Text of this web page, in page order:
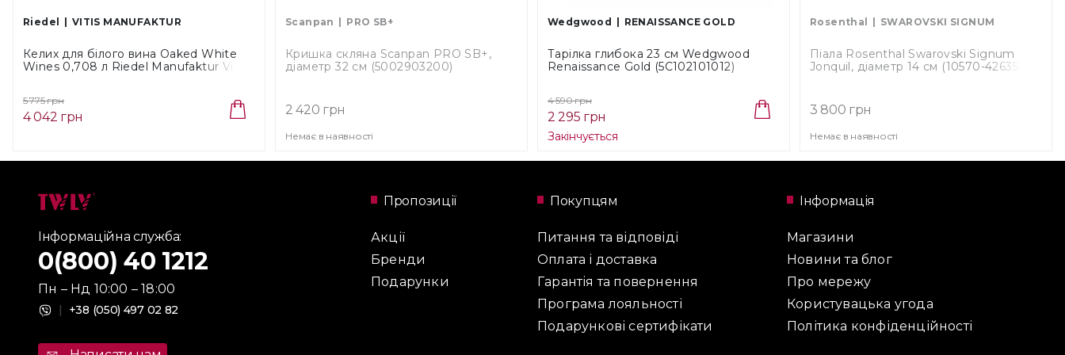
Riedel VITIS MANUFAKTUR
Келих для білого вина Oaked White
Wines 0,708 л Riedel Manufaktur Vitis
5 775 грн
4 042 грн
Scanpan PRO SB+
Кришка скляна Scanpan PRO SB+,
діаметр 32 см (5002903200)
2 420 грн
Немає в наявності
Wedgwood RENAISSANCE GOLD
Тарілка глибока 23 см Wedgwood
Renaissance Gold (5C102101012)
4 590 грн
2 295 грн
Закінчується
Rosenthal SWAROVSKI SIGNUM
Піала Rosenthal Swarovski Signum
Jonquil, діаметр 14 см (10570-426352-
3 800 грн
Немає в наявності
Інформаційна служба:
0(800) 40 1212
Пн – Нд 10:00 – 18:00
| +38 (050) 497 02 82
Пропозиції
Акції
Бренди
Подарунки
Покупцям
Питання та відповіді
Оплата і доставка
Гарантія та повернення
Програма лояльності
Подарункові сертифікати
Інформація
Магазини
Новини та блог
Про мережу
Користувацька угода
Політика конфіденційності